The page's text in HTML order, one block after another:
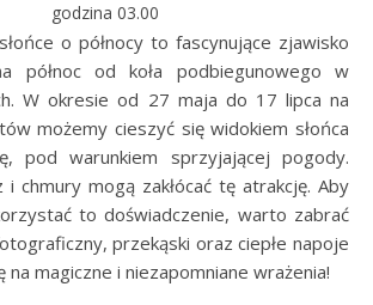
godzina 03.00
o północy to fascynujące zjawisko
północ od koła podbiegunowego w
W okresie od 27 maja do 17 lipca na
możemy cieszyć się widokiem słońca
pod warunkiem sprzyjającej pogody.
chmury mogą zakłócać tę atrakcję. Aby
to doświadczenie, warto zabrać
przekąski oraz ciepłe napoje
magiczne i niezapomniane wrażenia!